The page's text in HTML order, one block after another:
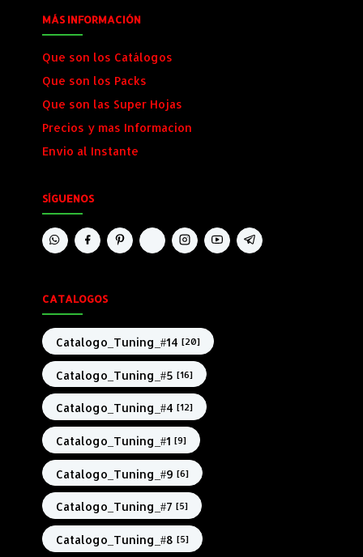
MÁS INFORMACIÓN
Que son los Catálogos
Que son los Packs
Que son las Super Hojas
Precios y mas Informacion
Envio al Instante
SÍGUENOS
CATALOGOS
Catalogo_Tuning_#14 [20]
Catalogo_Tuning_#5 [16]
Catalogo_Tuning_#4 [12]
Catalogo_Tuning_#1 [9]
Catalogo_Tuning_#9 [6]
Catalogo_Tuning_#7 [5]
Catalogo_Tuning_#8 [5]